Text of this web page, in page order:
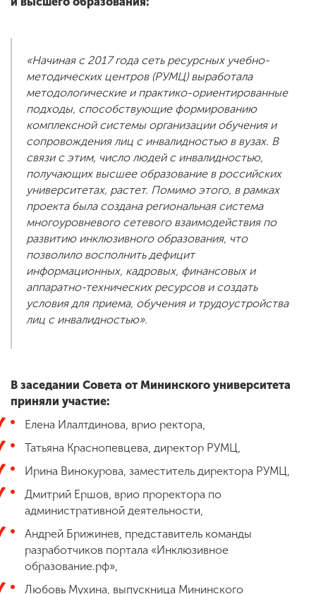
«Начиная с 2017 года сеть ресурсных учебно-
методических центров (РУМЦ) выработала
методологические и практико-ориентированные
подходы, способствующие формированию
комплексной системы организации обучения и
сопровождения лиц с инвалидностью в вузах. В
связи с этим, число людей с инвалидностью,
получающих высшее образование в российских
университетах, растет. Помимо этого, в рамках
проекта была создана региональная система
многоуровневого сетевого взаимодействия по
развитию инклюзивного образования, что
позволило восполнить дефицит
информационных, кадровых, финансовых и
аппаратно-технических ресурсов и создать
условия для приема, обучения и трудоустройства
лиц с инвалидностью».
В заседании Совета от Мининского университета
приняли участие:
Елена Илалтдинова, врио ректора,
Татьяна Краснопевцева, директор РУМЦ,
Ирина Винокурова, заместитель директора РУМЦ,
Дмитрий Ершов, врио проректора по
административной деятельности,
Андрей Брижинев, представитель команды
разработчиков портала «Инклюзивное
образование.рф»,
Любовь Мухина, выпускница Мининского